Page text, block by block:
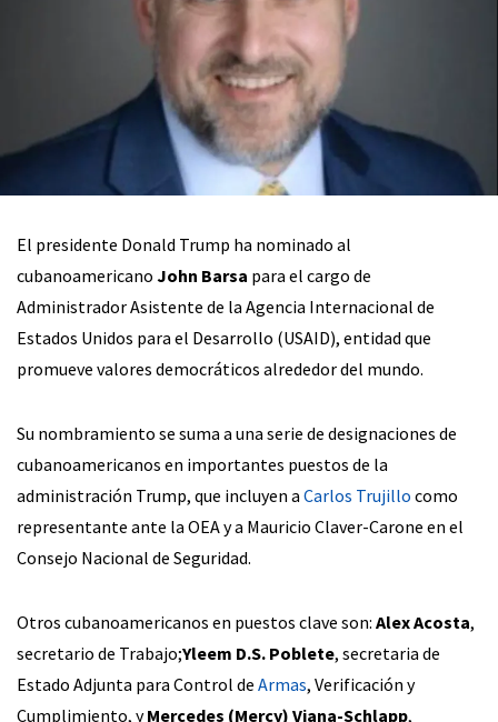
El presidente Donald Trump ha nominado al
cubanoamericano John Barsa para el cargo de
Administrador Asistente de la Agencia Internacional de
Estados Unidos para el Desarrollo (USAID), entidad que
promueve valores democráticos alrededor del mundo.
Su nombramiento se suma a una serie de designaciones de
cubanoamericanos en importantes puestos de la
administración Trump, que incluyen a Carlos Trujillo como
representante ante la OEA y a Mauricio Claver-Carone en el
Consejo Nacional de Seguridad.
Otros cubanoamericanos en puestos clave son: Alex Acosta,
secretario de Trabajo;Yleem D.S. Poblete, secretaria de
Estado Adjunta para Control de Armas, Verificación y
Cumplimiento, yMercedes (Mercy) Viana-Schlapp,